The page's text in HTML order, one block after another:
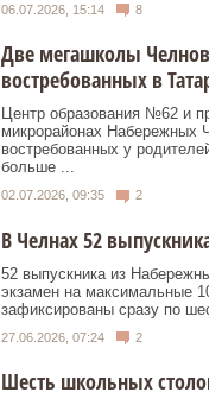
06.07.2026, 15:14 8
Две мегашколы
востребованных в
Центр образования №62 и
микрорайонах Набережных
востребованных у
больше ...
02.07.2026, 09:35 2
В Челнах 52
52 выпускника из
экзамен на максимальные
зафиксированы сразу по
27.06.2026, 07:24 2
Шесть школьных